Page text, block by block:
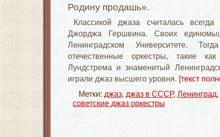
Родину продашь».
Классикой джаза считалась
Джорджа Гершвина. Своих
Ленинградском Университете.
отечественные оркестры, такие
Лундстрема и знаменитый
играли джаз высшего уровня. [текст
Метки: джаз, джаз в СССР, Ленинград,
советские джаз оркестры